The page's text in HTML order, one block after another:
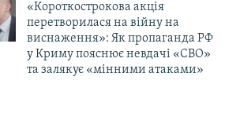
«Короткострокова акція
перетворилася на війну на
виснаження»: Як пропаганда РФ
у Криму пояснює невдачі «СВО»
та залякує «мінними атаками»